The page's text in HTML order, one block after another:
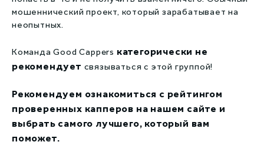
мошеннический проект, который зарабатывает на
неопытных.
Команда Good Cappers категорически не
рекомендует связываться с этой группой!
Рекомендуем ознакомиться с рейтингом
проверенных капперов на нашем сайте и
выбрать самого лучшего, который вам
поможет.